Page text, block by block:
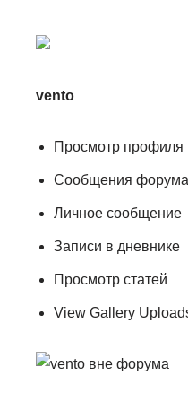
vento
Просмотр профиля
Сообщения форума
Личное сообщение
Записи в дневнике
Просмотр статей
View Gallery